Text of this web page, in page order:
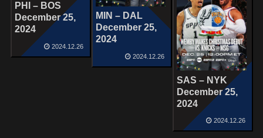
PHI – BOS
December 25,
2024
2024.12.26
MIN – DAL
December 25,
2024
2024.12.26
SAS – NYK
December 25,
2024
2024.12.26